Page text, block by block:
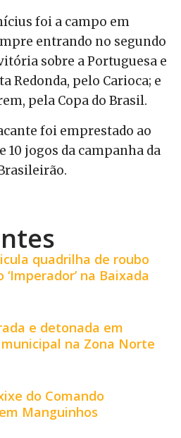
foi a campo em
entrando no segundo
sobre a Portuguesa e
Redonda, pelo Carioca; e
pela Copa do Brasil.
foi emprestado ao
jogos da campanha da
quadrilha de roubo
na Baixada
e detonada em
na Zona Norte
do Comando
Manguinhos